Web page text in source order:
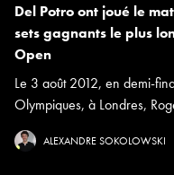
Del Potro ont joué le
sets gagnants le plus
Open
Le 3 août 2012, en demi-
Olympiques, à Londres,
ALEXANDRE SOKOLOWSKI